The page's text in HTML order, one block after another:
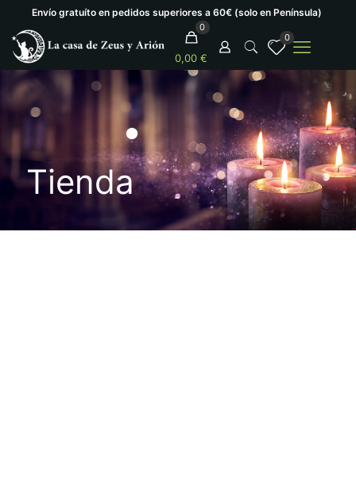
Envío gratuíto en pedidos superiores a 60€ (solo en Península)
0
0,00 €
0
Tienda